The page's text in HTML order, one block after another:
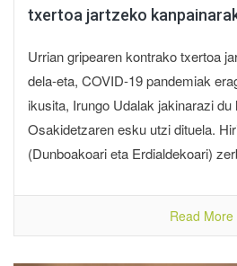
txertoa jartzeko
Urrian gripearen kontrako txertoa
dela-eta, COVID-19 pandemiak
ikusita, Irungo Udalak jakinarazi
Osakidetzaren esku utzi dituela.
(Dunboakoari eta Erdialdekoari)
Read More